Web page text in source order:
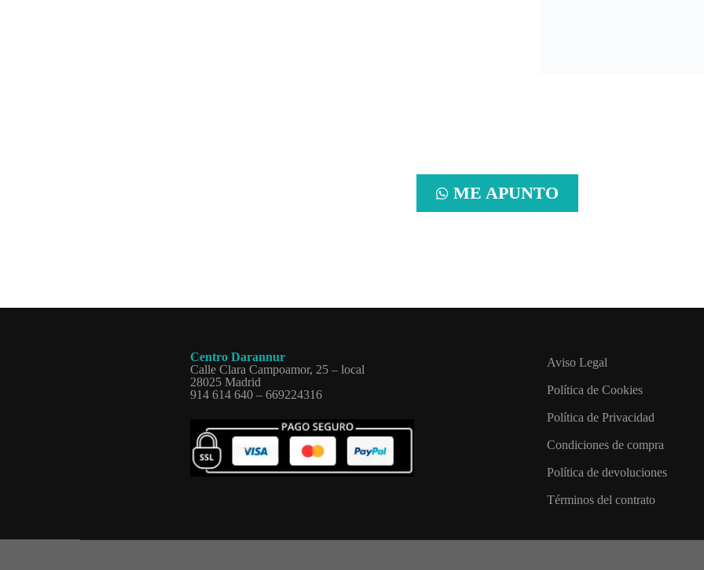
ME APUNTO
Centro Darannur
Calle Clara Campoamor, 25 – local
28025 Madrid
914 614 640 – 669224316
Aviso Legal
Política de Cookies
Política de Privacidad
Condiciones de compra
Política de devoluciones
Términos del contrato